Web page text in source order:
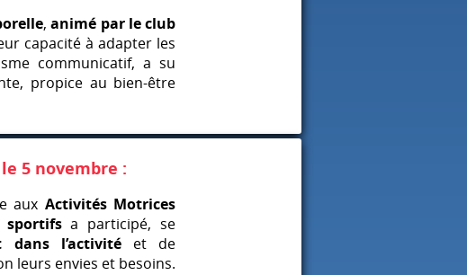
,animé par le club
capacité à adapter les
communicatif, a su
propice au bien-être
5 novembre :
aux Activités Motrices
sportifsa participé, se
dans l’activitéet de
leurs envies et besoins.